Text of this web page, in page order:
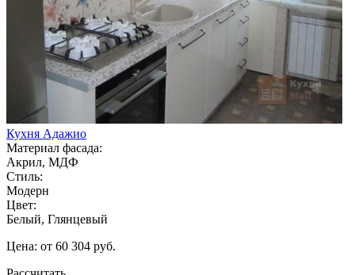
Кухня Адажио
Материал фасада:
Акрил, МДФ
Стиль:
Модерн
Цвет:
Белый, Глянцевый
Цена: от 60 304 руб.